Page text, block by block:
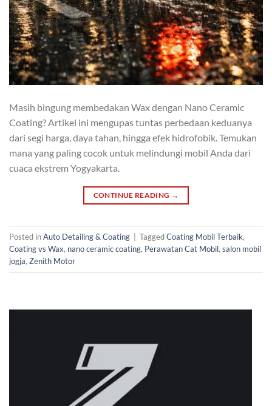
Masih bingung membedakan Wax dengan Nano Ceramic
Coating? Artikel ini mengupas tuntas perbedaan keduanya
dari segi harga, daya tahan, hingga efek hidrofobik. Temukan
mana yang paling cocok untuk melindungi mobil Anda dari
cuaca ekstrem Yogyakarta.
CONTINUE READING →
Posted inAuto Detailing & Coating TaggedCoating Mobil Terbaik,
Coating vs Wax, nano ceramic coating, Perawatan Cat Mobil, salon mobil
jogja, Zenith Motor